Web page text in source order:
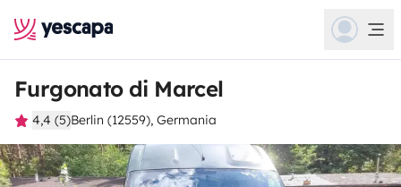
Furgonato di Marcel
4,4 (5)Berlin (12559), Germania